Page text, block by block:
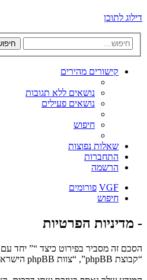
דילוג לתוכן
קישורים מהירים
נושאים ללא תגובות
נושאים פעילים
חיפוש
שאלות נפוצות
התחברות
הרשמה
VGF פורומים
חיפוש
- מדיניות הפרטיות
“קבוצת phpBB”, “צוות phpBB הישראלי”) משתמשים בכל מידע אשר נאסף במשך כל חיבור בשימוש שלך (להלן “המידע שלך”).